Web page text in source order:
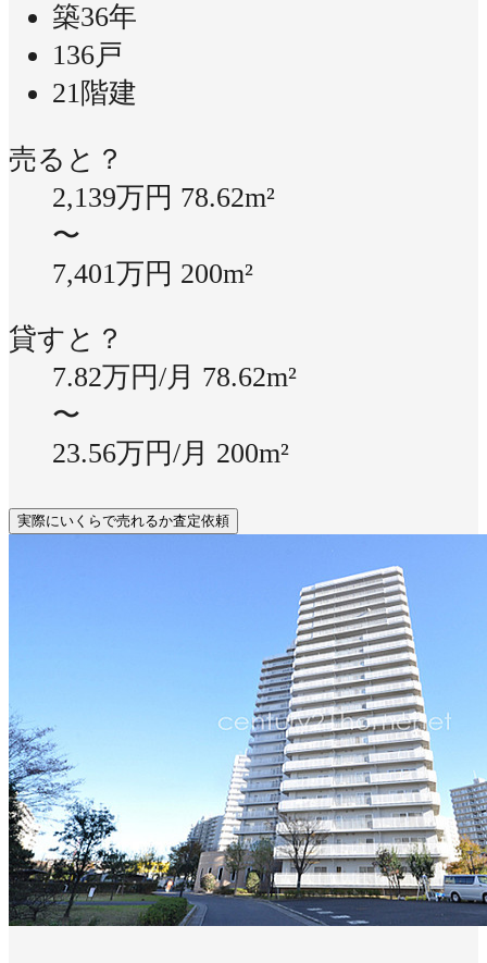
築36年
136戸
21階建
売ると？
2,139万円 78.62m²
〜
7,401万円 200m²
貸すと？
7.82万円/月 78.62m²
〜
23.56万円/月 200m²
実際にいくらで売れるか査定依頼